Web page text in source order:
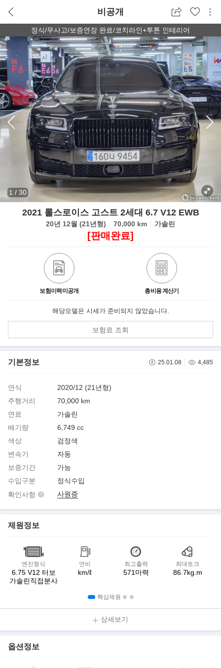
비공개
정식/무사고/보증연장 완료/코치라인+투톤 인테리어
1 / 30
2021 롤스로이스 고스트 2세대 6.7 V12 EWB
20년 12월 (21년형) 70,000 km 가솔린
[판매완료]
보험이력미공개 총비용 계산기
해당모델은 시세가 준비되지 않았습니다.
보험료 조회
기본정보 25.01.08 4,485
연식
2020/12 (21년형)
주행거리
70,000 km
연료
가솔린
배기량
6,749 cc
색상
검정색
변속기
자동
보증기간
가능
수입구분
정식수입
확인사항
사원증
제원정보
엔진형식
6.75 V12 터보
가솔린직접분사
연비
km/ℓ
최고출력
571마력
최대토크
86.7kg.m
핵심제원
상세보기
옵션정보